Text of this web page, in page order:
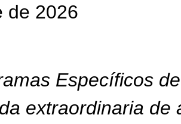
de 2026
Específicos
extraordinaria